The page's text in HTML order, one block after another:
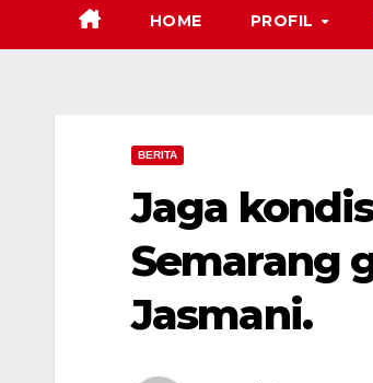
HOME PROFIL
BERITA
Jaga
Semarang
Jasmani.